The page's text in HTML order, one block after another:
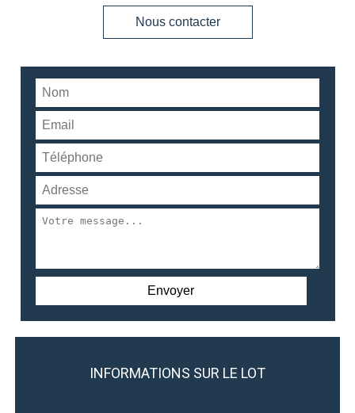
Nous contacter
INFORMATIONS SUR LE LOT